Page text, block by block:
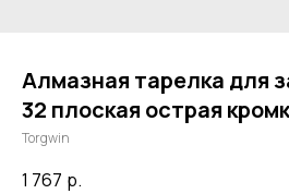
Алмазная тарелка для
32 плоская острая
Torgwin
1 767 р.